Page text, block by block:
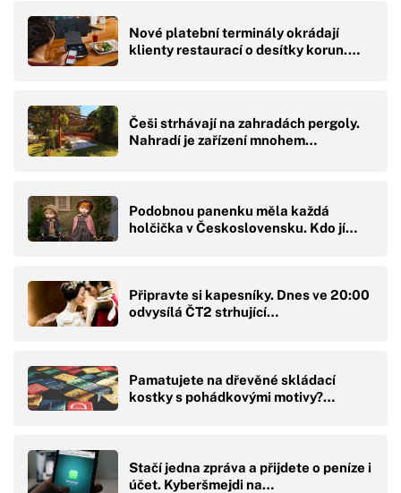
Nové platební terminály okrádají
klienty restaurací o desítky korun.…
Češi strhávají na zahradách pergoly.
Nahradí je zařízení mnohem…
Podobnou panenku měla každá
holčička v Československu. Kdo jí…
Připravte si kapesníky. Dnes ve 20:00
odvysílá ČT2 strhující…
Pamatujete na dřevěné skládací
kostky s pohádkovými motivy?…
Stačí jedna zpráva a přijdete o peníze i
účet. Kyberšmejdi na…